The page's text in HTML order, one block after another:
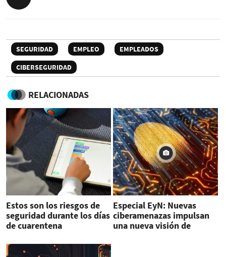
SEGURIDAD EMPLEO
EMPLEADOS
CIBERSEGURIDAD
RELACIONADAS
Estos son los riesgos de
seguridad durante los días
de cuarentena
Especial EyN: Nuevas
ciberamenazas impulsan
una nueva visión de